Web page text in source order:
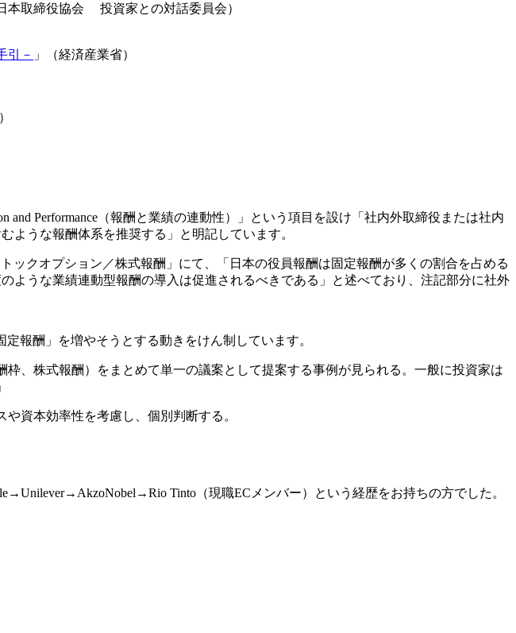
本取締役協会 投資家との対話委員会）
引－ 」（経済産業省）
and Performance（報酬と業績の連動性）」という項目を設け「社内外取締役または社内
ような報酬体系を推奨する」と明記しています。
ックオプション／株式報酬」にて、「日本の役員報酬は固定報酬が多くの割合を占める
ような業績連動型報酬の導入は促進されるべきである」と述べており、注記部分に社外
報酬」を増やそうとする動きをけん制しています。
、株式報酬）をまとめて単一の議案として提案する事例が見られる。一般に投資家は
資本効率性を考慮し、個別判断する。
Tinto（現職ECメンバー）という経歴をお持ちの方でした。